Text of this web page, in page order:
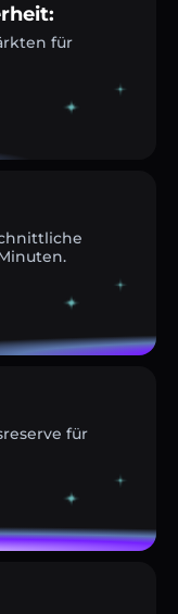
für
für